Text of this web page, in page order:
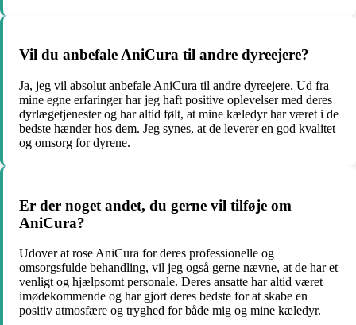
Vil du anbefale AniCura til andre dyreejere?
Ja, jeg vil absolut anbefale AniCura til andre dyreejere. Ud fra
mine egne erfaringer har jeg haft positive oplevelser med deres
dyrlægetjenester og har altid følt, at mine kæledyr har været i de
bedste hænder hos dem. Jeg synes, at de leverer en god kvalitet
og omsorg for dyrene.
Er der noget andet, du gerne vil tilføje om
AniCura?
Udover at rose AniCura for deres professionelle og
omsorgsfulde behandling, vil jeg også gerne nævne, at de har et
venligt og hjælpsomt personale. Deres ansatte har altid været
imødekommende og har gjort deres bedste for at skabe en
positiv atmosfære og tryghed for både mig og mine kæledyr.